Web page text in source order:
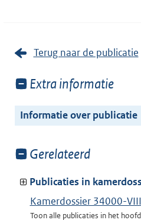
Terug naar de publicatie
Toon
van:
Extra informatie
Informatie over publicatie
Toon
van:
Gerelateerd
Publicaties in
Kamerdossier 34000-VIII
Toon alle publicaties in het